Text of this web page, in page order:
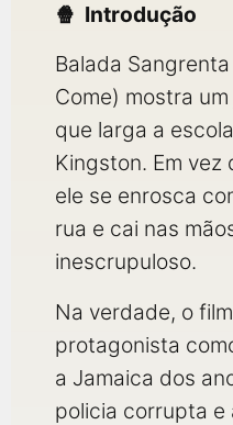
Introdução
Balada
Come) mostra
que larga a
Kingston. Em
ele se enrosca
rua e cai nas
inescrupuloso.
Na verdade, o
protagonista
a Jamaica dos
policia corrupta